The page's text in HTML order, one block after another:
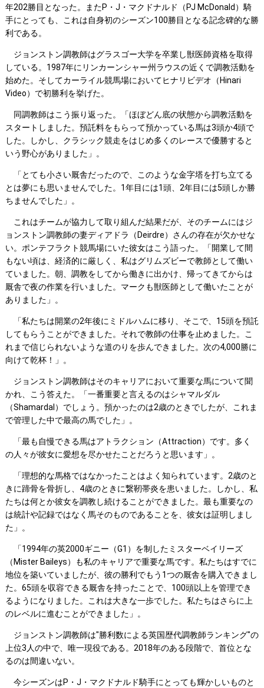
年202勝目となった。またP・J・マクドナルド（PJ McDonald）騎
手にとっても、これは自身初のシーズン100勝目となる記念碑的な勝
利である。
ジョンストン調教師はグラスゴー大学を卒業し獣医師資格を取得
している。1987年にリンカーンシャー州ラウスの近くで調教活動を
始めた。そしてカーライル競馬場においてヒナリビデオ（Hinari
Video）で初勝利を挙げた。
同調教師はこう振り返った。「ほぼどん底の状態から調教活動を
スタートしました。預託料をもらって預かっている馬は3頭か4頭で
した。しかし、クラシック競走をはじめ多くのレースで優勝すると
いう野心がありました」。
「とても小さい厩舎だったので、このような金字塔を打ち立てる
とは夢にも思いませんでした。1年目には1頭、2年目には5頭しか勝
ちませんでした」。
これはチームが協力して取り組んだ結果だが、そのチームにはジ
ョンストン調教師の妻ディアドラ（Deirdre）さんの存在が欠かせな
い。ポンテフラクト競馬場にいた彼女はこう語った。「開業して間
もない頃は、経済的に厳しく、私はグリムズビーで教師として働い
ていました。朝、調教をしてから働きに出かけ、帰ってきてからは
厩舎で夜の作業を行いました。マークも獣医師として働いたことが
ありました」。
「私たちは開業の2年後にミドルハムに移り、そこで、15頭を預託
してもらうことができました。それで教師の仕事を止めました。こ
れまで信じられないような道のりを歩んできました。次の4,000勝に
向けて乾杯！」。
ジョンストン調教師はそのキャリアにおいて重要な馬について聞
かれ、こう答えた。「一番重要と言えるのはシャマルダル
（Shamardal）でしょう。預かったのは2歳のときでしたが、これま
で管理した中で最高の馬でした」。
「最も自慢できる馬はアトラクション（Attraction）です。多く
の人々が彼女に愛想を尽かせたことだろうと思います」。
「理想的な馬格ではなかったことはよく知られています。2歳のと
きに蹄骨を骨折し、4歳のときに繋靭帯炎を患いました。しかし、私
たちは何とか彼女を調教し続けることができました。最も重要なの
は統計や記録ではなく馬そのものであることを、彼女は証明しまし
た」。
「1994年の英2000ギニー（G1）を制したミスターベイリーズ
（Mister Baileys）も私のキャリアで重要な馬です。私たちはすでに
地位を築いていましたが、彼の勝利でもう1つの厩舎を購入できまし
た。65頭を収容できる厩舎を持ったことで、100頭以上を管理でき
るようになりました。これは大きな一歩でした。私たちはさらに上
のレベルに進むことができました」。
ジョンストン調教師は"勝利数による英国歴代調教師ランキング"の
上位3人の中で、唯一現役である。2018年のある段階で、首位とな
るのは間違いない。
今シーズンはP・J・マクドナルド騎手にとっても輝かしいものと